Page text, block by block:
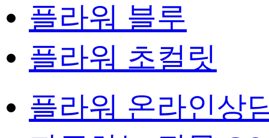
플라워 블루
플라워 초컬릿
플라워 온라인상